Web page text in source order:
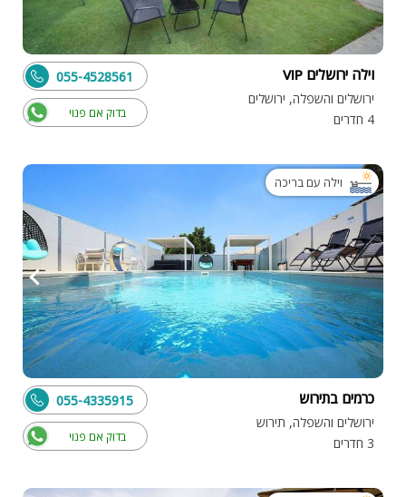
וילה ירושלים VIP
ירושלים והשפלה, ירושלים
4 חדרים
בדוק אם פנוי
055-4528561
וילה עם בריכה
כרמים בתירוש
ירושלים והשפלה, תירוש
3 חדרים
בדוק אם פנוי
055-4335915